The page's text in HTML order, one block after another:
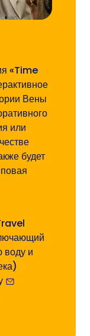
«Time
Вены
или
будет
воду и